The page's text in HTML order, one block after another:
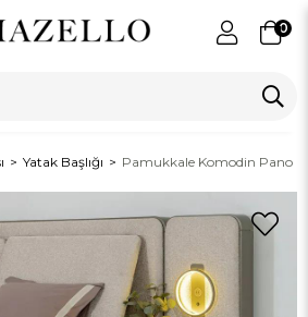
0
Yatak Başlığı Pamukkale Komodin Pano